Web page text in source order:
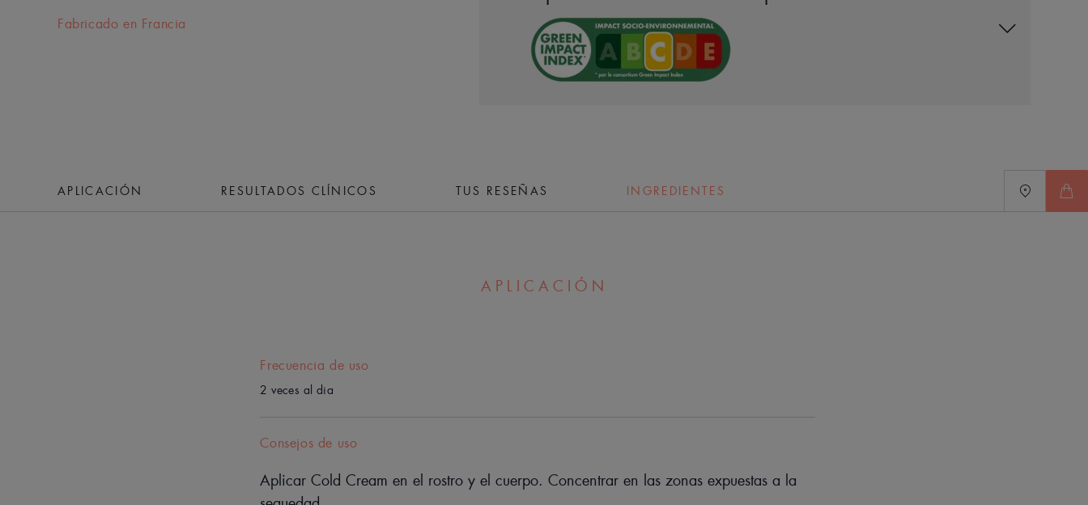
Fabricado en Francia
Tratamiento cutáneo para nutrir y proteger la piel incluso en
condiciones extremas (frío, viento).
Ventaja
Beneficios
APLICACIÓN RESULTADOS CLÍNICOS TUS RESEÑAS INGREDIENTES
APLICACIÓN
Frecuencia de uso
2 veces al dia
Consejos de uso
Aplicar Cold Cream en el rostro y el cuerpo. Concentrar en las zonas expuestas a la